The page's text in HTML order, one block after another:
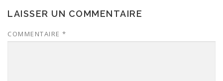
LAISSER UN COMMENTAIRE
COMMENTAIRE *